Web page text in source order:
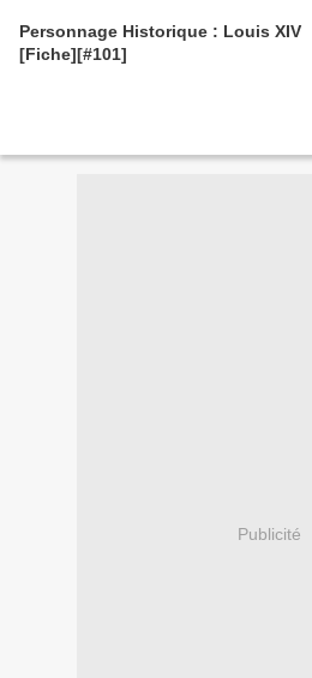
Personnage Historique : Louis XIV
[Fiche][#101]
Publicité